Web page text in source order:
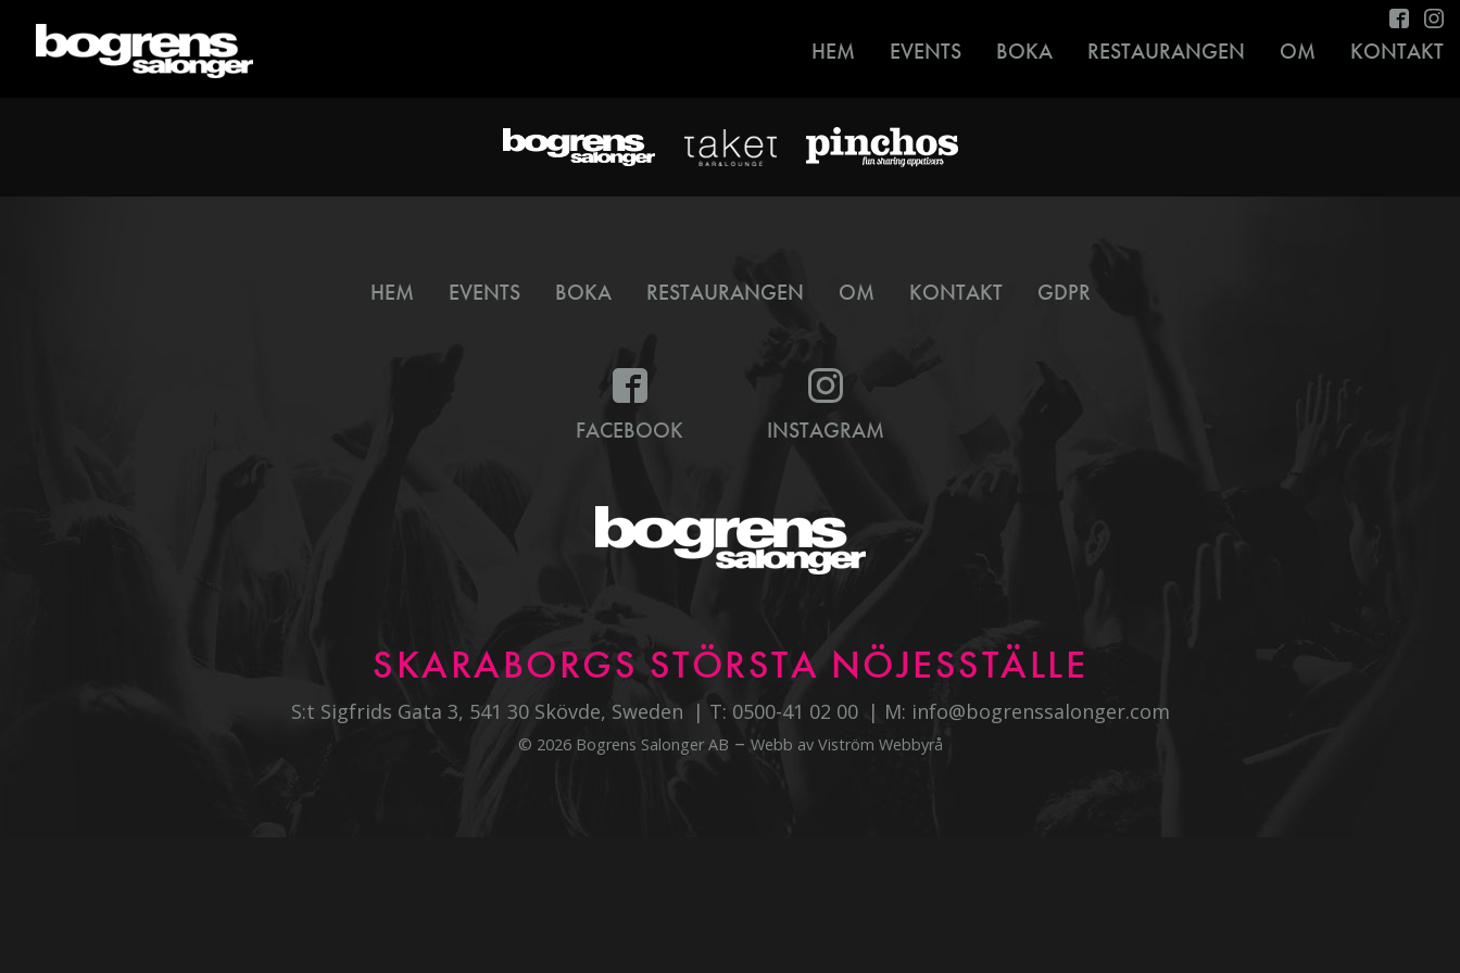
HEM EVENTS BOKA RESTAURANGEN OM KONTAKT
HEM EVENTS BOKA RESTAURANGEN OM KONTAKT GDPR
FACEBOOK INSTAGRAM
SKARABORGS STÖRSTA NÖJESSTÄLLE
S:t Sigfrids Gata 3, 541 30 Skövde, Sweden T: 0500-41 02 00 M: info@bogrenssalonger.com
© 2026 Bogrens Salonger AB – Webb av Viström Webbyrå